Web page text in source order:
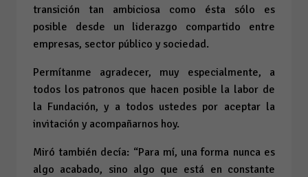
transición tan ambiciosa como ésta sólo es
posible desde un liderazgo compartido entre
empresas, sector público y sociedad.
Permítanme agradecer, muy especialmente, a
todos los patronos que hacen posible la labor de
la Fundación, y a todos ustedes por aceptar la
invitación y acompañarnos hoy.
Miró también decía: “Para mí, una forma nunca es
algo acabado, sino algo que está en constante